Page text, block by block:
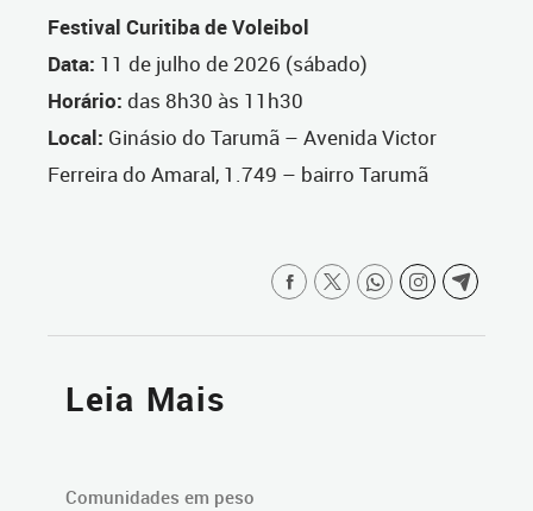
Festival Curitiba de Voleibol
Data: 11 de julho de 2026 (sábado)
Horário: das 8h30 às 11h30
Local: Ginásio do Tarumã – Avenida Victor
Ferreira do Amaral, 1.749 – bairro Tarumã
Leia Mais
Comunidades em peso